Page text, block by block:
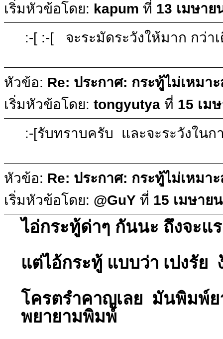
เริ่มหัวข้อโดย: kapum ที่ 13 เมษาย
:-[ :-[ จะระมัดระวังให้มาก กว่
หัวข้อ: Re: ประกาศ: กระทู้ไม่เหมา
เริ่มหัวข้อโดย: tongyutya ที่ 15 เม
:-[รับทราบครับ และจะระวังใน
หัวข้อ: Re: ประกาศ: กระทู้ไม่เหมา
เริ่มหัวข้อโดย: @GuY ที่ 15 เมษาย
ไอ่กระทู้ด่าๆ กันนะ ถึงจะแ
แต่ไอ้กระทู้ แบบว่า เปงรั
โครตรำคาญเลย มันพิมพ์ย
พยายามพิมพ์